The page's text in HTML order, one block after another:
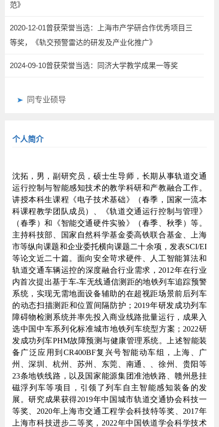
范》
2020-12-01曾获荣誉当选：上海市产学研合作优秀项目三
等奖，《轨交预警雷达的研发及产业化推广》
2024-09-10曾获荣誉当选：同济大学教学成果一等奖
同专业硕导
个人简介